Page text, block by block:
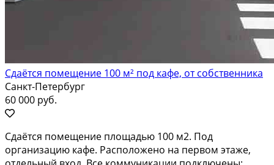
Сдаётся помещение 100 м² под кафе, от собственника
Санкт-Петербург
60 000 руб.
Сдаётся помещение площадью 100 м2. Под
организацию кафе. Расположено на первом этаже,